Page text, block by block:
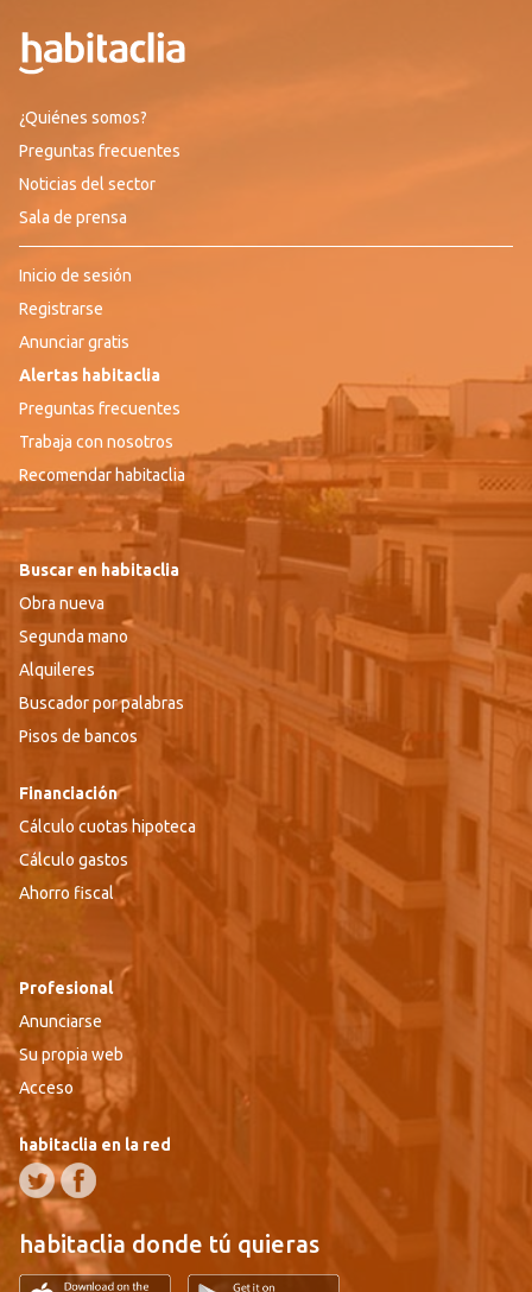
¿Quiénes somos?
Preguntas frecuentes
Noticias del sector
Sala de prensa
Inicio de sesión
Registrarse
Anunciar gratis
Alertas habitaclia
Preguntas frecuentes
Trabaja con nosotros
Recomendar habitaclia
Buscar en habitaclia
Obra nueva
Segunda mano
Alquileres
Buscador por palabras
Pisos de bancos
Financiación
Cálculo cuotas hipoteca
Cálculo gastos
Ahorro fiscal
Profesional
Anunciarse
Su propia web
Acceso
habitaclia en la red
habitaclia donde tú quieras